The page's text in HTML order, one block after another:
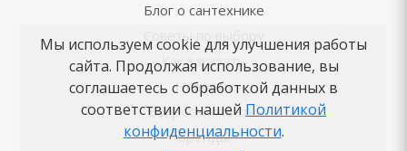
Блог о сантехнике
Советы по выбору
Как заказать
Новости
Вопросы-ответы
Бренды
Мы используем cookie для улучшения работы
сайта. Продолжая использование, вы
соглашаетесь с обработкой данных в
соответствии с нашей Политикой
конфиденциальности.